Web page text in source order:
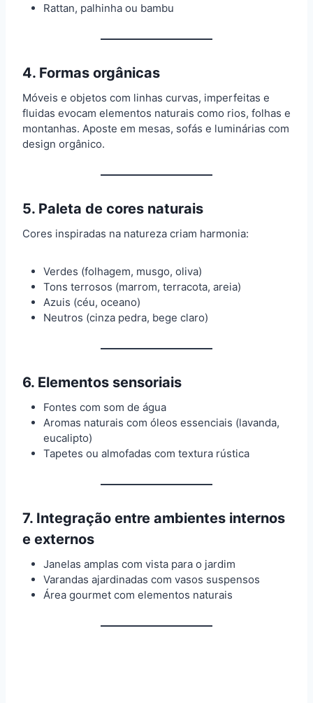
Rattan, palhinha ou bambu
4. Formas orgânicas
Móveis e objetos com linhas curvas, imperfeitas e
fluidas evocam elementos naturais como rios, folhas e
montanhas. Aposte em mesas, sofás e luminárias com
design orgânico.
5. Paleta de cores naturais
Cores inspiradas na natureza criam harmonia:
Verdes (folhagem, musgo, oliva)
Tons terrosos (marrom, terracota, areia)
Azuis (céu, oceano)
Neutros (cinza pedra, bege claro)
6. Elementos sensoriais
Fontes com som de água
Aromas naturais com óleos essenciais (lavanda,
eucalipto)
Tapetes ou almofadas com textura rústica
7. Integração entre ambientes internos
e externos
Janelas amplas com vista para o jardim
Varandas ajardinadas com vasos suspensos
Área gourmet com elementos naturais